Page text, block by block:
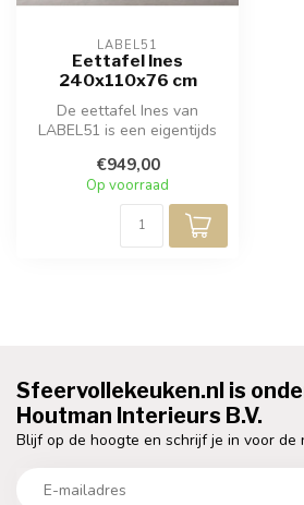
LABEL51
Eettafel Ines
240x110x76 cm
De eettafel Ines van
LABEL51 is een eigentijds
natuur...
€949,00
Op voorraad
Sfeervollekeuken.nl is
Houtman Interieurs B.V.
Blijf op de hoogte en schrijf je in voor de